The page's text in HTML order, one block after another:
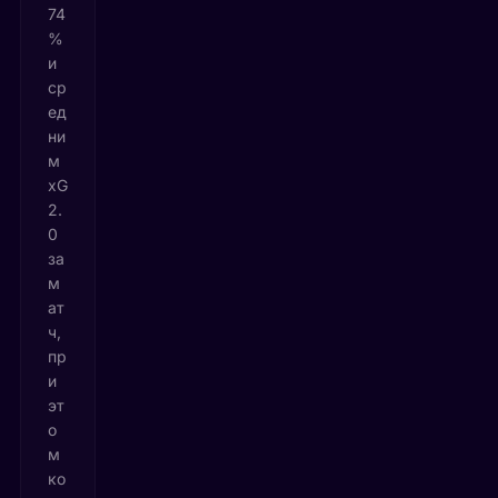
74
%
и
ср
ед
ни
м
xG
2.
0
за
м
ат
ч,
пр
и
эт
о
м
ко